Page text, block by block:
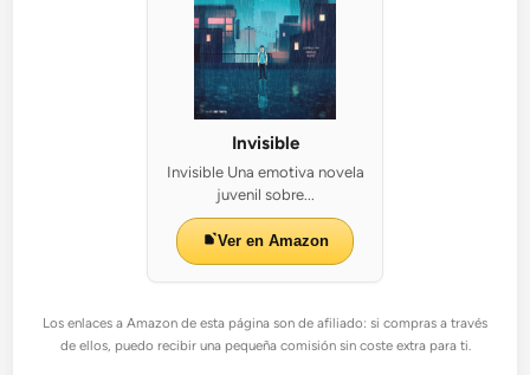
Invisible
Invisible Una emotiva novela
juvenil sobre...
Ver en Amazon
Los enlaces a Amazon de esta página son de afiliado: si compras a través
de ellos, puedo recibir una pequeña comisión sin coste extra para ti.